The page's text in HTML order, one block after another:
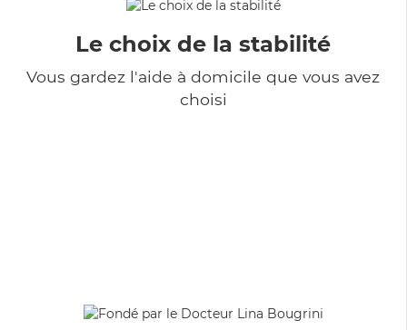
Le choix de la stabilité
Vous gardez l'aide à domicile que vous avez
choisi